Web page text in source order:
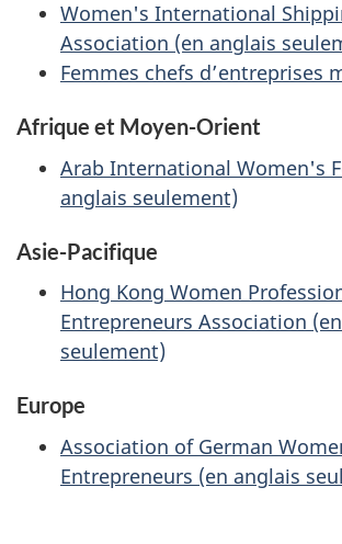
Women's International
Association (en anglais
Femmes chefs d’entreprises
Afrique et Moyen-Orient
Arab International Women's
anglais seulement)
Asie-Pacifique
Hong Kong Women
Entrepreneurs Association
seulement)
Europe
Association of German
Entrepreneurs (en anglais